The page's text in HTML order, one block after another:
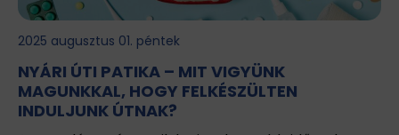
2025 augusztus 01. péntek
NYÁRI ÚTI PATIKA – MIT VIGYÜNK
MAGUNKKAL, HOGY FELKÉSZÜLTEN
INDULJUNK ÚTNAK?